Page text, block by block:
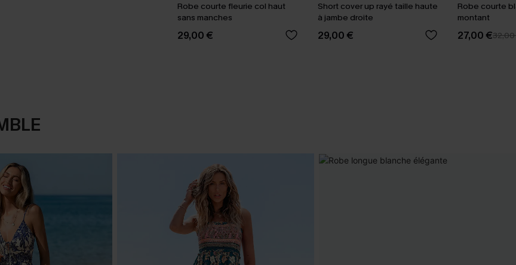
Robe courte fleurie col haut
sans manches
29,00 €
Short cover up rayé taille haute
à jambe droite
29,00 €
Robe courte
montant
27,00 €